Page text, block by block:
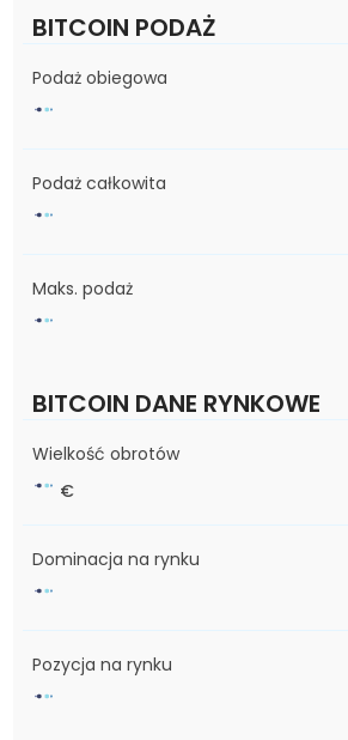
BITCOIN PODAŻ
Podaż obiegowa
Podaż całkowita
Maks. podaż
BITCOIN DANE RYNKOWE
Wielkość obrotów
€
Dominacja na rynku
Pozycja na rynku